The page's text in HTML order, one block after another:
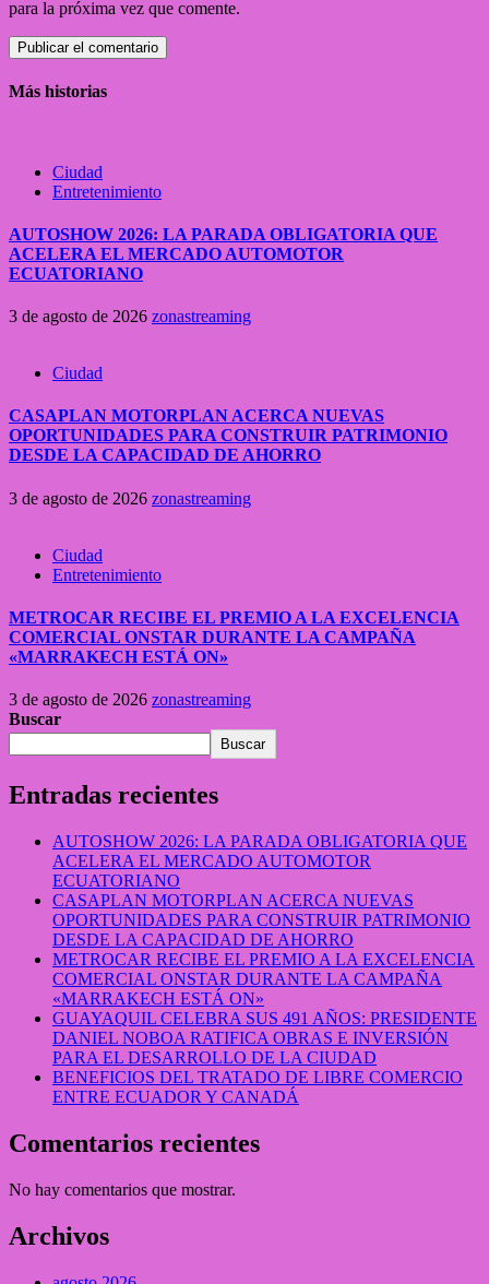
para la próxima vez que comente.
Más historias
Ciudad
Entretenimiento
AUTOSHOW 2026: LA PARADA OBLIGATORIA QUE
ACELERA EL MERCADO AUTOMOTOR
ECUATORIANO
3 de agosto de 2026 zonastreaming
Ciudad
CASAPLAN MOTORPLAN ACERCA NUEVAS
OPORTUNIDADES PARA CONSTRUIR PATRIMONIO
DESDE LA CAPACIDAD DE AHORRO
3 de agosto de 2026 zonastreaming
Ciudad
Entretenimiento
METROCAR RECIBE EL PREMIO A LA EXCELENCIA
COMERCIAL ONSTAR DURANTE LA CAMPAÑA
«MARRAKECH ESTÁ ON»
3 de agosto de 2026 zonastreaming
Buscar
Buscar
Entradas recientes
AUTOSHOW 2026: LA PARADA OBLIGATORIA QUE
ACELERA EL MERCADO AUTOMOTOR
ECUATORIANO
CASAPLAN MOTORPLAN ACERCA NUEVAS
OPORTUNIDADES PARA CONSTRUIR PATRIMONIO
DESDE LA CAPACIDAD DE AHORRO
METROCAR RECIBE EL PREMIO A LA EXCELENCIA
COMERCIAL ONSTAR DURANTE LA CAMPAÑA
«MARRAKECH ESTÁ ON»
GUAYAQUIL CELEBRA SUS 491 AÑOS: PRESIDENTE
DANIEL NOBOA RATIFICA OBRAS E INVERSIÓN
PARA EL DESARROLLO DE LA CIUDAD
BENEFICIOS DEL TRATADO DE LIBRE COMERCIO
ENTRE ECUADOR Y CANADÁ
Comentarios recientes
No hay comentarios que mostrar.
Archivos